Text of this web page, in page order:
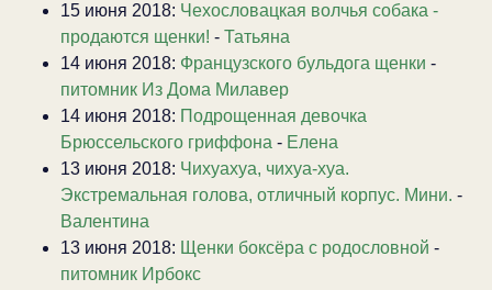
15 июня 2018: Чехословацкая волчья собака -
продаются щенки! - Татьяна
14 июня 2018: Французского бульдога щенки -
питомник Из Дома Милавер
14 июня 2018: Подрощенная девочка
Брюссельского гриффона - Елена
13 июня 2018: Чихуахуа, чихуа-хуа.
Экстремальная голова, отличный корпус. Мини. -
Валентина
13 июня 2018: Щенки боксёра с родословной -
питомник Ирбокс